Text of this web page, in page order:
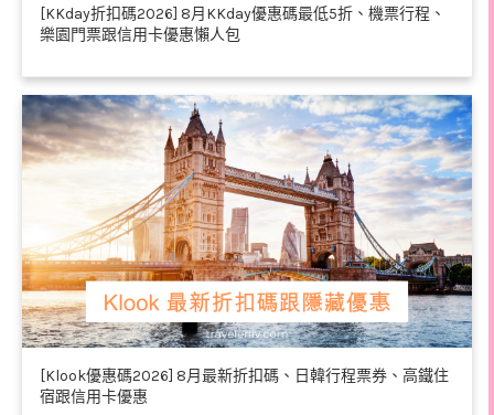
[KKday折扣碼2026] 8月KKday優惠碼最低5折、機票行程、
樂園門票跟信用卡優惠懶人包
[Klook優惠碼2026] 8月最新折扣碼、日韓行程票券、高鐵住
宿跟信用卡優惠